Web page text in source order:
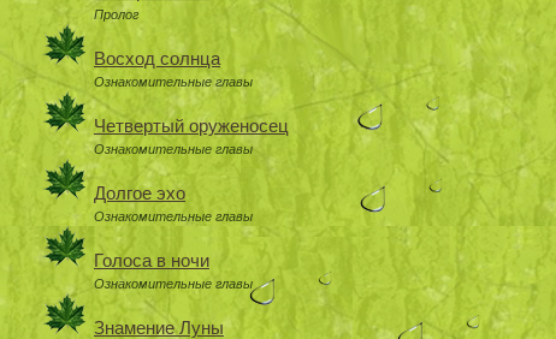
Пролог
Восход солнца
Ознакомительные главы
Четвертый оруженосец
Ознакомительные главы
Долгое эхо
Ознакомительные главы
Голоса в ночи
Ознакомительные главы
Знамение Луны